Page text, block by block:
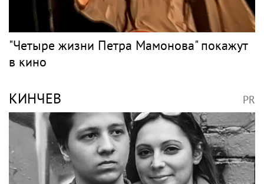
"Четыре жизни Петра Мамонова" покажут
в кино
КИНЧЕВ PR